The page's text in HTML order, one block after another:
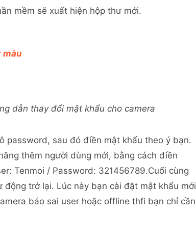
mềm sẽ xuất hiện hộp thư mới.
màu
dẫn thay đổi mật khẩu cho camera
password, sau đó điền mật khẩu theo ý bạn.
thêm người dùng mới, bằng cách điền
Tenmoi / Password: 321456789.Cuối cùng
trở lại. Lúc này bạn cài đặt mật khẩu mới
báo sai user hoặc offline thfi bạn chỉ cần